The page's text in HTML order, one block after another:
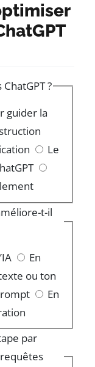
?
guider la
Le
t-il
En
ou ton
En
par